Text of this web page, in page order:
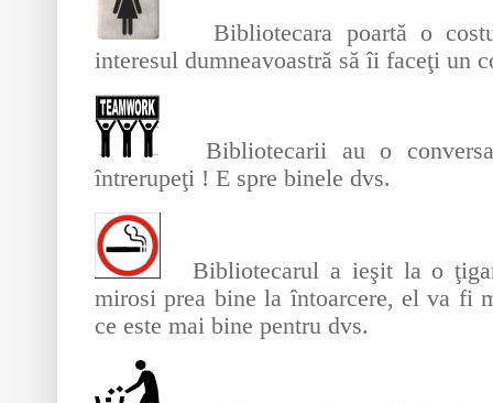
Bibliotecara poartă o
interesul dumneavoastră să îi faceţi un
Bibliotecarii au o
întrerupeţi ! E spre binele dvs.
Bibliotecarul a ieşit la o
mirosi prea bine la întoarcere, el va fi
ce este mai bine pentru dvs.